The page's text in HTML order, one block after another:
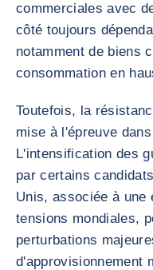
commerciales avec
côté toujours
notamment de biens
consommation en
Toutefois, la
mise à l'épreuve
L'intensification des
par certains
Unis, associée à une
tensions mondiales,
perturbations
d'approvisionnement